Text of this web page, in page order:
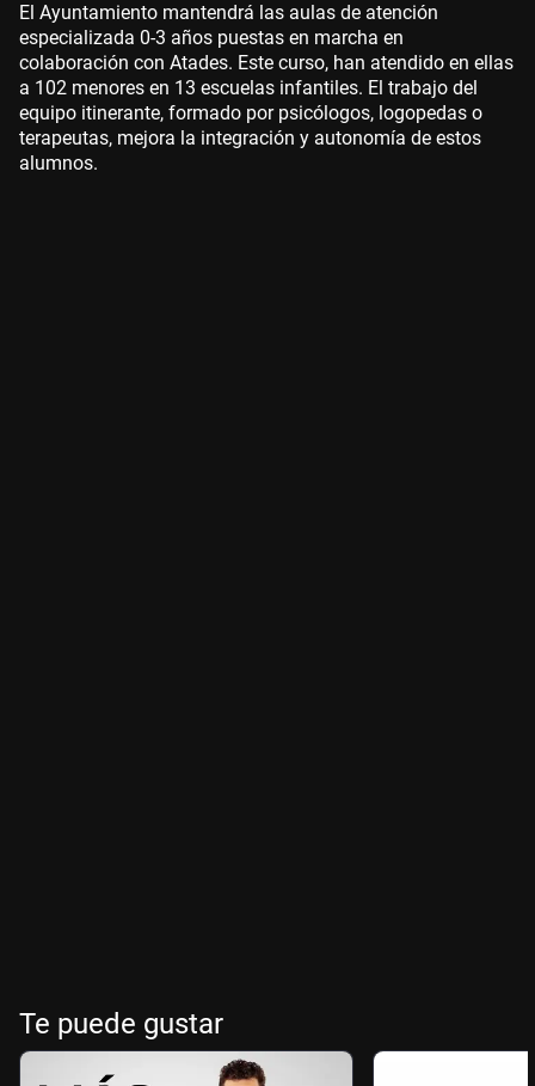
El Ayuntamiento mantendrá las aulas de atención
especializada 0-3 años puestas en marcha en
colaboración con Atades. Este curso, han atendido en ellas
a 102 menores en 13 escuelas infantiles. El trabajo del
equipo itinerante, formado por psicólogos, logopedas o
terapeutas, mejora la integración y autonomía de estos
alumnos.
Te puede gustar